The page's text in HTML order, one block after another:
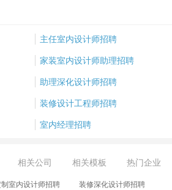
主任室内设计师招聘
家装室内设计师助理招聘
助理深化设计师招聘
装修设计工程师招聘
室内经理招聘
相关公司 相关模板 热门企业
制室内设计师招聘
装修深化设计师招聘